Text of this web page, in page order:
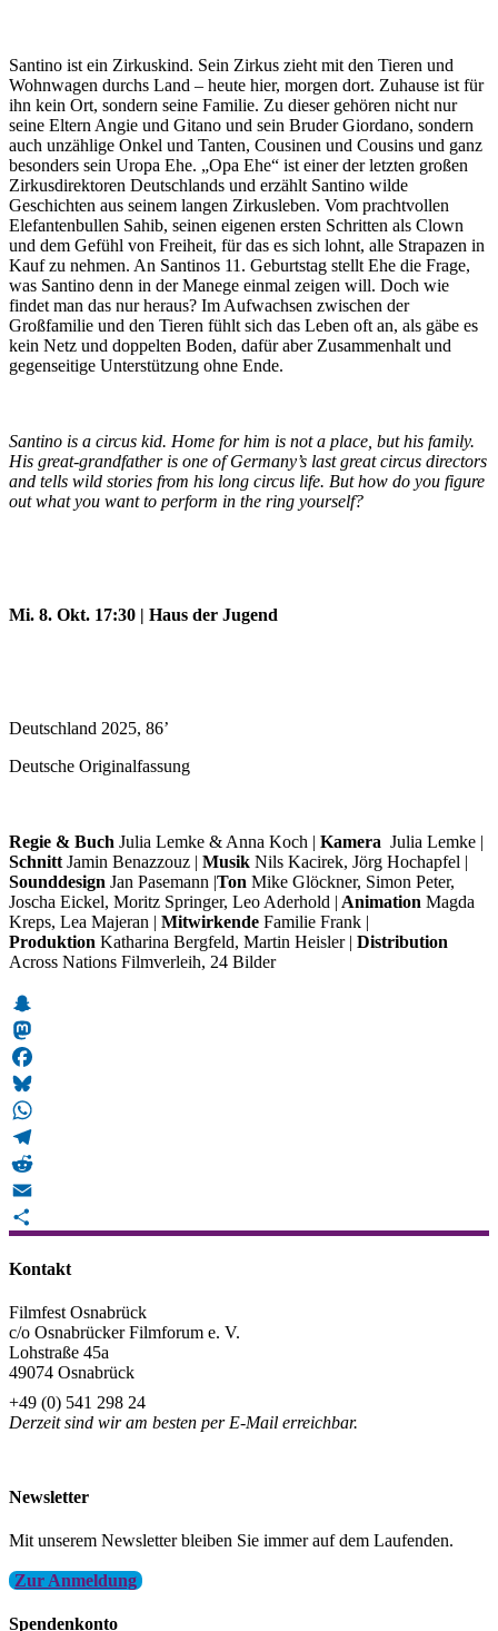
Santino ist ein Zirkuskind. Sein Zirkus zieht mit den Tieren und
Wohnwagen durchs Land – heute hier, morgen dort. Zuhause ist für
ihn kein Ort, sondern seine Familie. Zu dieser gehören nicht nur
seine Eltern Angie und Gitano und sein Bruder Giordano, sondern
auch unzählige Onkel und Tanten, Cousinen und Cousins und ganz
besonders sein Uropa Ehe. „Opa Ehe“ ist einer der letzten großen
Zirkusdirektoren Deutschlands und erzählt Santino wilde
Geschichten aus seinem langen Zirkusleben. Vom prachtvollen
Elefantenbullen Sahib, seinen eigenen ersten Schritten als Clown
und dem Gefühl von Freiheit, für das es sich lohnt, alle Strapazen in
Kauf zu nehmen. An Santinos 11. Geburtstag stellt Ehe die Frage,
was Santino denn in der Manege einmal zeigen will. Doch wie
findet man das nur heraus? Im Aufwachsen zwischen der
Großfamilie und den Tieren fühlt sich das Leben oft an, als gäbe es
kein Netz und doppelten Boden, dafür aber Zusammenhalt und
gegenseitige Unterstützung ohne Ende.
Santino is a circus kid. Home for him is not a place, but his family.
His great-grandfather is one of Germany’s last great circus directors
and tells wild stories from his long circus life. But how do you figure
out what you want to perform in the ring yourself?
Mi. 8. Okt. 17:30 | Haus der Jugend
Deutschland 2025, 86’
Deutsche Originalfassung
Regie & Buch Julia Lemke & Anna Koch | Kamera Julia Lemke |
Schnitt Jamin Benazzouz | Musik Nils Kacirek, Jörg Hochapfel |
Sounddesign Jan Pasemann |Ton Mike Glöckner, Simon Peter,
Joscha Eickel, Moritz Springer, Leo Aderhold | Animation Magda
Kreps, Lea Majeran | Mitwirkende Familie Frank |
Produktion Katharina Bergfeld, Martin Heisler | Distribution
Across Nations Filmverleih, 24 Bilder
Snapchat
Mastodon
Facebook
Bluesky
WhatsApp
Telegram
Reddit
Email
Kontakt
Filmfest Osnabrück
c/o Osnabrücker Filmforum e. V.
Lohstraße 45a
49074 Osnabrück
+49 (0) 541 298 24
Derzeit sind wir am besten per E-Mail erreichbar.
Newsletter
Mit unserem Newsletter bleiben Sie immer auf dem Laufenden.
Zur Anmeldung
Spendenkonto